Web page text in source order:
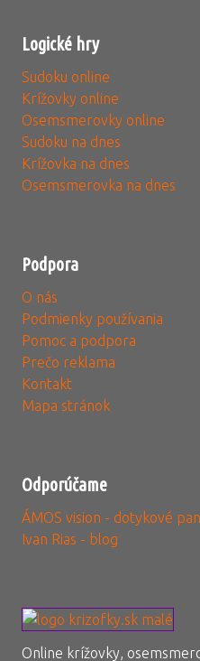
Logické hry
Sudoku online
Krížovky online
Osemsmerovky online
Sudoku na dnes
Krížovka na dnes
Osemsmerovka na dnes
Podpora
O nás
Podmienky používania
Pomoc a podpora
Prečo reklama
Kontakt
Mapa stránok
Odporúčame
ÁMOS vision - dotykové
Ivan Rias - blog
Online krížovky,